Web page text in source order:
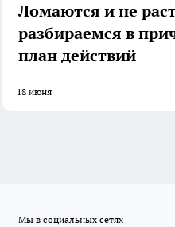
Ломаются и не
разбираемся в
план действий
18 июня
Мы в социальных сетях